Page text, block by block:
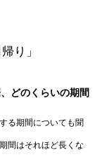
り」
どのくらいの期間
る期間についても聞
間はそれほど長くな